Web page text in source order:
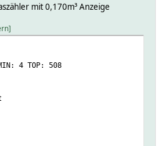
mit 0,170m³ Anzeige
4 TOP: 508